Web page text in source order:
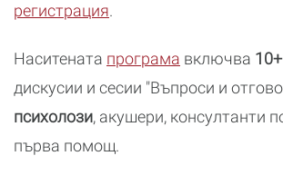
регистрация.
Наситената програма включва 10+
дискусии и сесии "Въпроси и
психолози, акушери, консултанти
първа помощ.